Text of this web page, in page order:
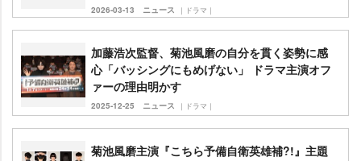
2026-03-13 ニュース ｜ドラマ｜
加藤浩次監督、菊池風磨の自分を貫く姿勢に感
心「バッシングにもめげない」 ドラマ主演オフ
ァーの理由明かす
2025-12-25 ニュース ｜ドラマ｜
菊池風磨主演『こちら予備自衛英雄補?!』主題